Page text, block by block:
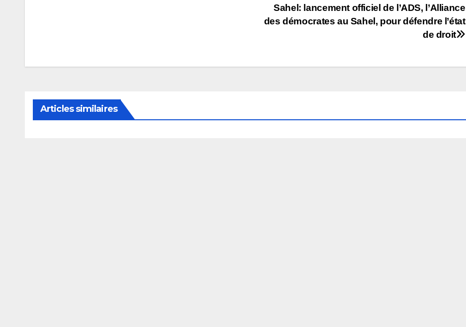
Sahel: lancement officiel de l’ADS, l’Alliance
des démocrates au Sahel, pour défendre l’état
de droit
Articles similaires